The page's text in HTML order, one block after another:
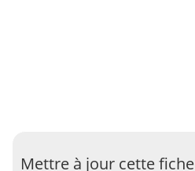
Mettre à jour cette fiche